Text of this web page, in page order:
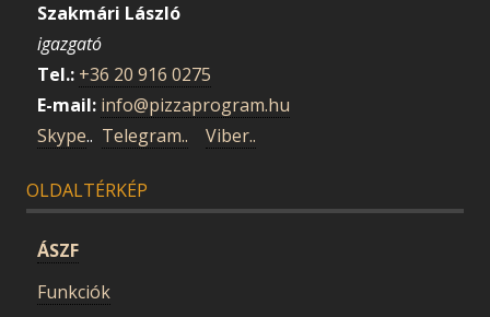
Szakmári László
igazgató
Tel.: +36 20 916 0275
E-mail: info@pizzaprogram.hu
Skype.. Telegram.. Viber..
OLDALTÉRKÉP
ÁSZF
Funkciók